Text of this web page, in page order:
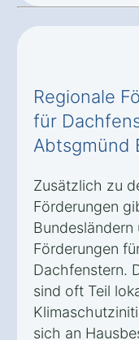
Regionale
für
Abtsgmünd
Zusätzlich zu
Förderungen
Bundesländern
Förderungen
Dachfenstern.
sind oft Teil
sich an